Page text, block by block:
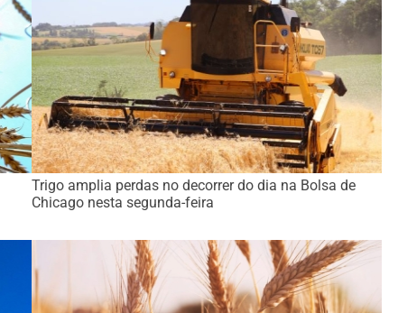
Trigo amplia perdas no decorrer do dia na Bolsa de
Chicago nesta segunda-feira